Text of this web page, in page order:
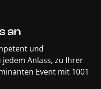
an
und
Anlass, zu Ihrer
Event mit 1001